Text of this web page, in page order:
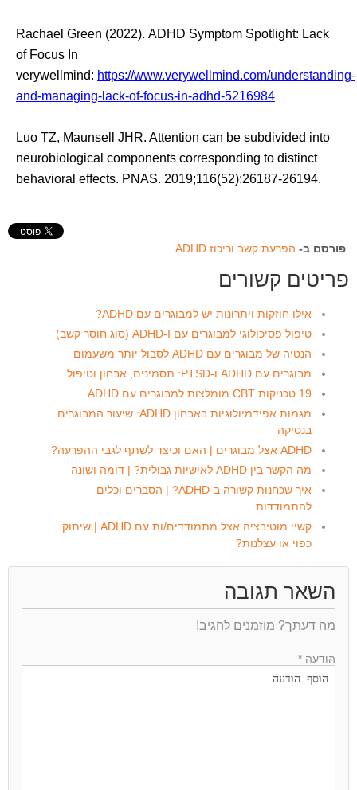
Rachael Green (2022). ADHD Symptom Spotlight: Lack
of Focus In
verywellmind: https://www.verywellmind.com/understanding-
and-managing-lack-of-focus-in-adhd-5216984
Luo TZ, Maunsell JHR. Attention can be subdivided into
neurobiological components corresponding to distinct
behavioral effects. PNAS. 2019;116(52):26187-26194.
פורסם ב- הפרעת קשב וריכוז ADHD
פריטים קשורים
אילו חוזקות ויתרונות יש למבוגרים עם ADHD?
טיפול פסיכולוגי למבוגרים עם ADHD-I (סוג חוסר קשב)
הנטיה של מבוגרים עם ADHD לסבול יותר משעמום
מבוגרים עם ADHD ו-PTSD: תסמינים, אבחון וטיפול
19 טכניקות CBT מומלצות למבוגרים עם ADHD
מגמות אפידמיולוגיות באבחון ADHD: שיעור המבוגרים
בנסיקה
ADHD אצל מבוגרים | האם וכיצד לשתף לגבי ההפרעה?
מה הקשר בין ADHD לאישיות גבולית? | דומה ושונה
איך שכחנות קשורה ב-ADHD? | הסברים וכלים
להתמודדות
קשיי מוטיבציה אצל מתמודדים/ות עם ADHD | שיתוק
כפוי או עצלנות?
השאר תגובה
מה דעתך? מוזמנים להגיב!
הודעה *